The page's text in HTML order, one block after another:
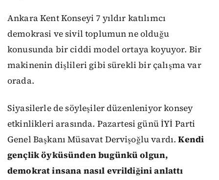
Ankara Kent Konseyi 7 yıldır katılımcı
demokrasi ve sivil toplumun ne olduğu
konusunda bir ciddi model ortaya koyuyor. Bir
makinenin dişlileri gibi sürekli bir çalışma var
orada.
Siyasilerle de söyleşiler düzenleniyor konsey
etkinlikleri arasında. Pazartesi günü İYİ Parti
Genel Başkanı Müsavat Dervişoğlu vardı.Kendi
gençlik öyküsünden bugünkü olgun,
demokrat insana nasıl evrildiğini anlattı